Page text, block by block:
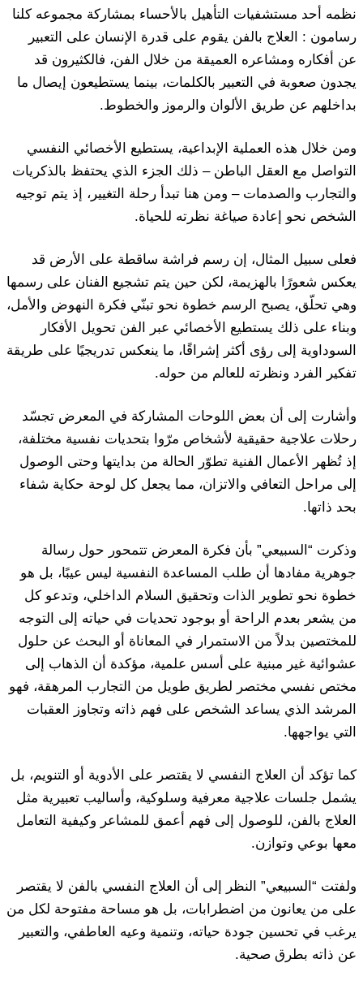
نظمه أحد مستشفيات التأهيل بالأحساء بمشاركة مجموعه كلنا
رسامون : العلاج بالفن يقوم على قدرة الإنسان على التعبير
عن أفكاره ومشاعره العميقة من خلال الفن، فالكثيرون قد
يجدون صعوبة في التعبير بالكلمات، بينما يستطيعون إيصال ما
بداخلهم عن طريق الألوان والرموز والخطوط.
ومن خلال هذه العملية الإبداعية، يستطيع الأخصائي النفسي
التواصل مع العقل الباطن – ذلك الجزء الذي يحتفظ بالذكريات
والتجارب والصدمات – ومن هنا تبدأ رحلة التغيير، إذ يتم توجيه
الشخص نحو إعادة صياغة نظرته للحياة.
فعلى سبيل المثال، إن رسم فراشة ساقطة على الأرض قد
يعكس شعورًا بالهزيمة، لكن حين يتم تشجيع الفنان على رسمها
وهي تحلّق، يصبح الرسم خطوة نحو تبنّي فكرة النهوض والأمل،
وبناء على ذلك يستطيع الأخصائي عبر الفن تحويل الأفكار
السوداوية إلى رؤى أكثر إشراقًا، ما ينعكس تدريجيًا على طريقة
تفكير الفرد ونظرته للعالم من حوله.
وأشارت إلى أن بعض اللوحات المشاركة في المعرض تجسّد
رحلات علاجية حقيقية لأشخاص مرّوا بتحديات نفسية مختلفة،
إذ تُظهر الأعمال الفنية تطوّر الحالة من بدايتها وحتى الوصول
إلى مراحل التعافي والاتزان، مما يجعل كل لوحة حكاية شفاء
بحد ذاتها.
وذكرت “السبيعي” بأن فكرة المعرض تتمحور حول رسالة
جوهرية مفادها أن طلب المساعدة النفسية ليس عيبًا، بل هو
خطوة نحو تطوير الذات وتحقيق السلام الداخلي، وتدعو كل
من يشعر بعدم الراحة أو بوجود تحديات في حياته إلى التوجه
للمختصين بدلاً من الاستمرار في المعاناة أو البحث عن حلول
عشوائية غير مبنية على أسس علمية، مؤكدة أن الذهاب إلى
مختص نفسي مختصر لطريق طويل من التجارب المرهقة، فهو
المرشد الذي يساعد الشخص على فهم ذاته وتجاوز العقبات
التي يواجهها.
كما تؤكد أن العلاج النفسي لا يقتصر على الأدوية أو التنويم، بل
يشمل جلسات علاجية معرفية وسلوكية، وأساليب تعبيرية مثل
العلاج بالفن، للوصول إلى فهم أعمق للمشاعر وكيفية التعامل
معها بوعي وتوازن.
ولفتت “السبيعي” النظر إلى أن العلاج النفسي بالفن لا يقتصر
على من يعانون من اضطرابات، بل هو مساحة مفتوحة لكل من
يرغب في تحسين جودة حياته، وتنمية وعيه العاطفي، والتعبير
عن ذاته بطرق صحية.